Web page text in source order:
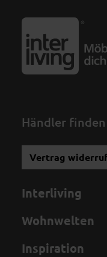
Händler finden
Vertrag
Interliving
Wohnwelten
Inspiration